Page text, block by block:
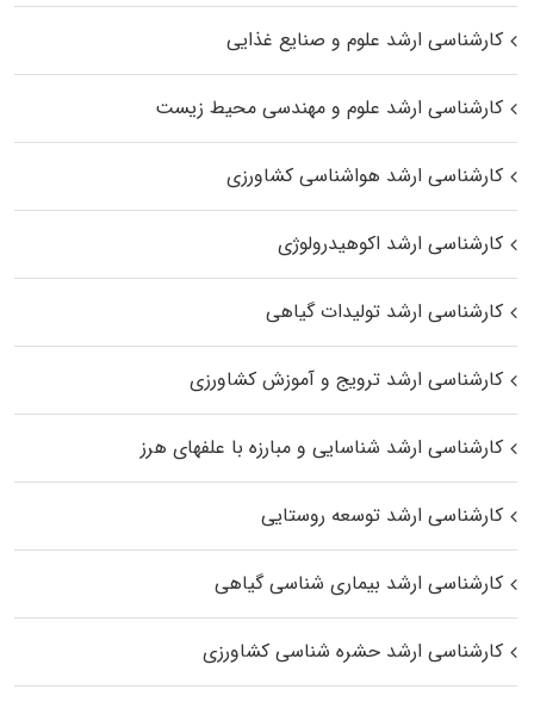
کارشناسی ارشد علوم و صنایع غذایی
کارشناسی ارشد علوم و مهندسی محیط زیست
کارشناسی ارشد هواشناسی کشاورزی
کارشناسی ارشد اکوهیدرولوژی
کارشناسی ارشد تولیدات گیاهی
کارشناسی ارشد ترویج و آموزش کشاورزی
کارشناسی ارشد شناسایی و مبارزه با علفهای هرز
کارشناسی ارشد توسعه روستایی
کارشناسی ارشد بیماری‌ شناسی گیاهی
کارشناسی ارشد حشره‌ شناسی کشاورزی